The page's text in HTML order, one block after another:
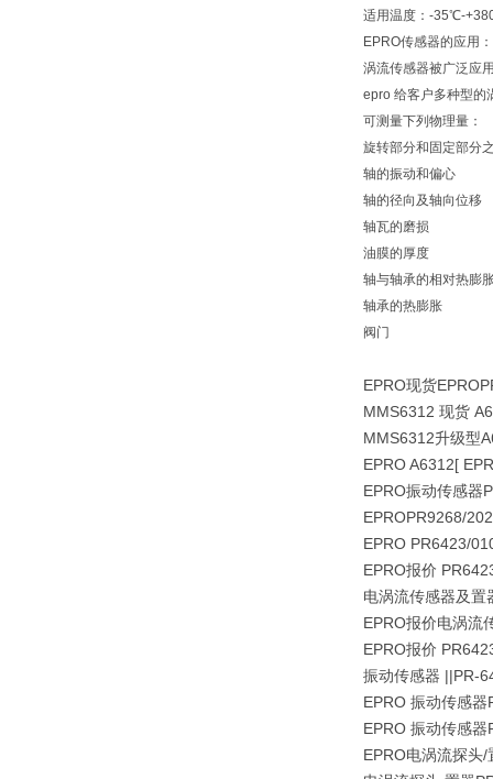
适用温度：-35℃-
EPRO传感器的应用：
涡流传感器被广泛应
epro 给客户多种型的
可测量下列物理量：
旋转部分和固定部分
轴的振动和偏心
轴的径向及轴向位移
轴瓦的磨损
油膜的厚度
轴与轴承的相对热膨
轴承的热膨胀
阀门
EPRO现货EPRO
MMS6312 现货
MMS6312升级型
EPRO A6312[
EPRO振动传感器
EPROPR9268/
EPRO PR6423/
EPRO报价
电涡流传感器及
EPRO报价电涡流
EPRO报价
振动传感器 ||PR-
EPRO 振动传感
EPRO 振动传感
EPRO电涡流探头